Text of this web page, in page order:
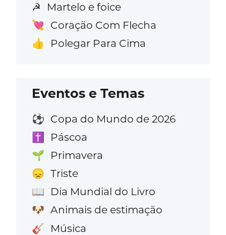
☭ Martelo e foice
💘 Coração Com Flecha
👍 Polegar Para Cima
Eventos e Temas
⚽ Copa do Mundo de 2026
✝️ Páscoa
🌱 Primavera
😞 Triste
📖 Dia Mundial do Livro
🐶 Animais de estimação
🎸 Música